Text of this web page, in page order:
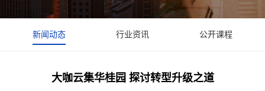
新闻动态 行业资讯 公开课程
大咖云集华桂园 探讨转型升级之道